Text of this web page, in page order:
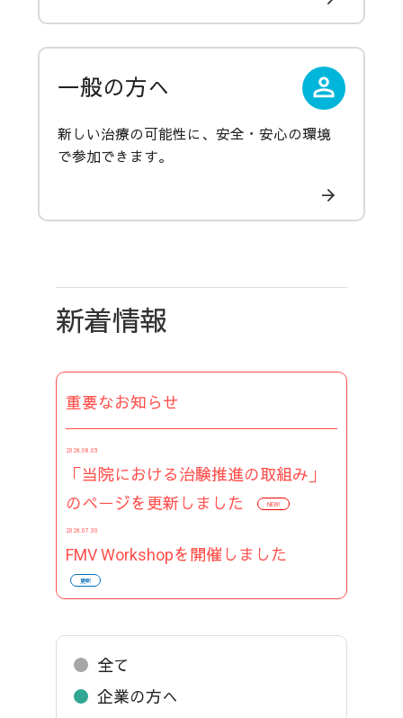
一般の方へ
新しい治療の可能性に、安全・安心の環境
で参加できます。
新着情報
重要なお知らせ
2026.08.05
「当院における治験推進の取組み」
のページを更新しました
NEW!
2026.07.30
FMV Workshopを開催しました
更新
全て
企業の方へ